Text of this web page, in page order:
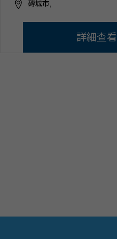
磚城市,
詳細查看